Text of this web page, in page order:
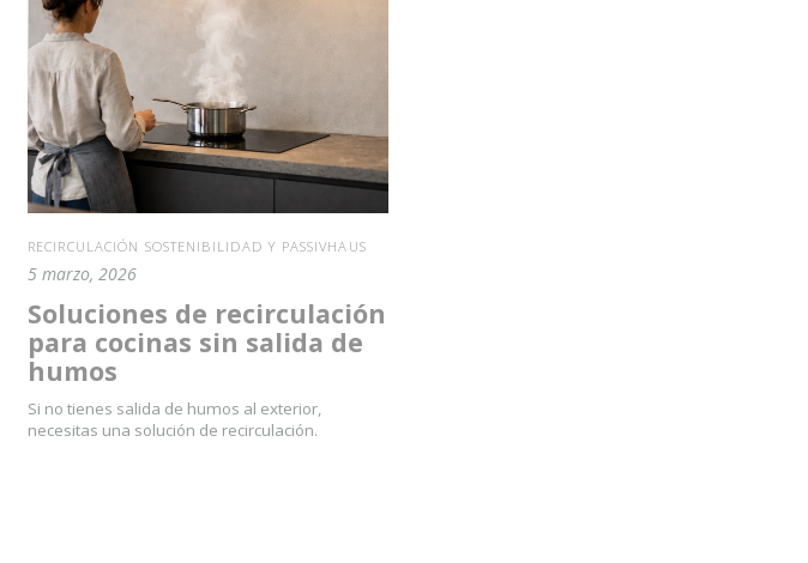
RECIRCULACIÓN SOSTENIBILIDAD Y PASSIVHAUS
5 marzo, 2026
Soluciones de recirculación
para cocinas sin salida de
humos
Si no tienes salida de humos al exterior,
necesitas una solución de recirculación.